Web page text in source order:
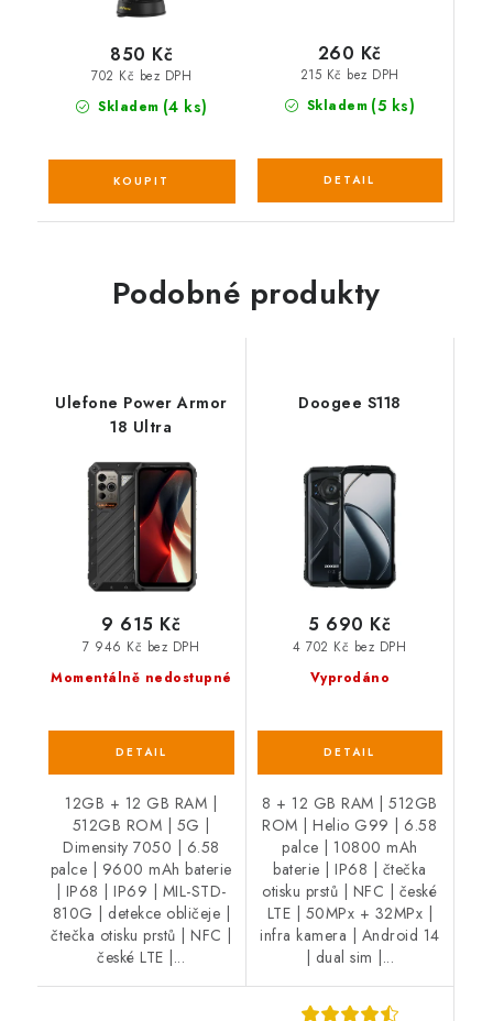
Skladem (4 ks)
702 Kč bez DPH
850 Kč
Skladem (5 ks)
215 Kč bez DPH
260 Kč
Podobné produkty
Ulefone Power Armor
18 Ultra
Momentálně nedostupné
7 946 Kč bez DPH
9 615 Kč
12GB + 12 GB RAM |
512GB ROM | 5G |
Dimensity 7050 | 6.58
palce | 9600 mAh baterie
| IP68 | IP69 | MIL-STD-
810G | detekce obličeje |
čtečka otisku prstů | NFC |
české LTE |...
Doogee S118
Vyprodáno
4 702 Kč bez DPH
5 690 Kč
8 + 12 GB RAM | 512GB
ROM | Helio G99 | 6.58
palce | 10800 mAh
baterie | IP68 | čtečka
otisku prstů | NFC | české
LTE | 50MPx + 32MPx |
infra kamera | Android 14
| dual sim |...